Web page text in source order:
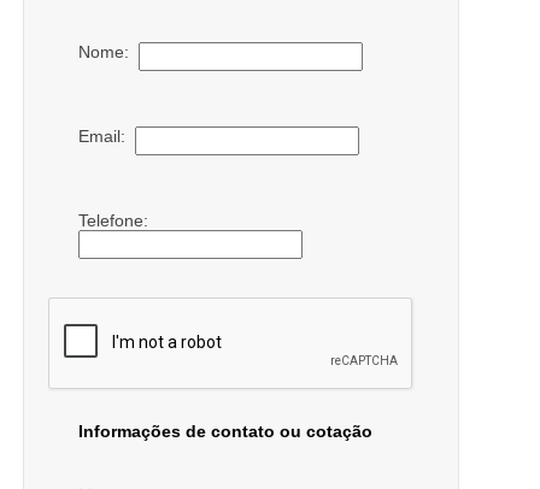
Nome:
Email:
Telefone:
Informações de contato ou cotação